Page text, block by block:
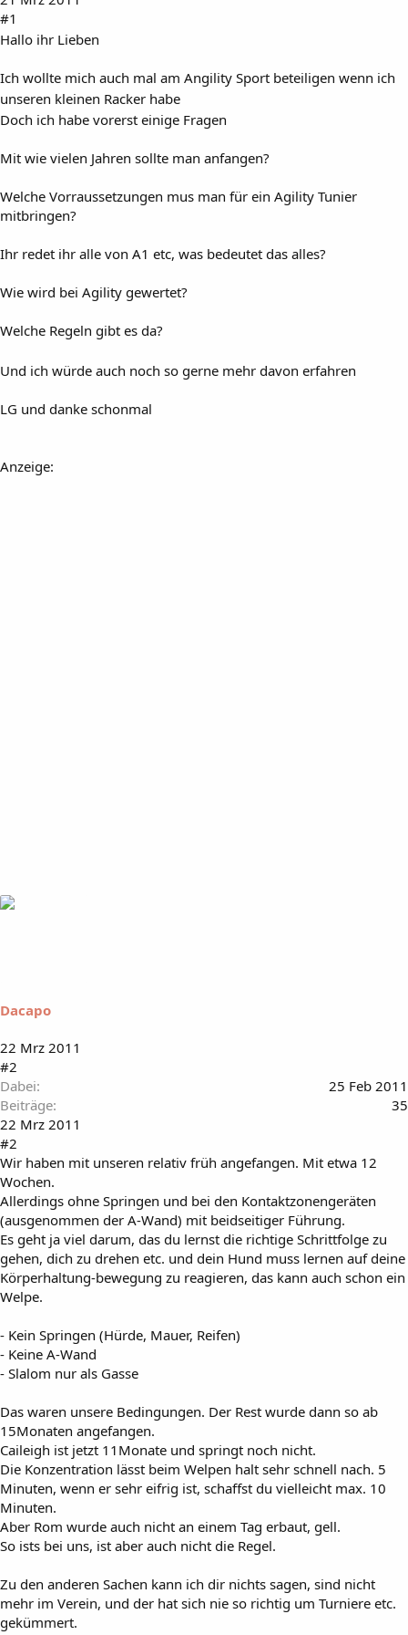
#1
Hallo ihr Lieben
Ich wollte mich auch mal am Angility Sport beteiligen wenn ich
unseren kleinen Racker habe
Doch ich habe vorerst einige Fragen
Mit wie vielen Jahren sollte man anfangen?
Welche Vorraussetzungen mus man für ein Agility Tunier
mitbringen?
Ihr redet ihr alle von A1 etc, was bedeutet das alles?
Wie wird bei Agility gewertet?
Welche Regeln gibt es da?
Und ich würde auch noch so gerne mehr davon erfahren
LG und danke schonmal
Anzeige:
Dacapo
22 Mrz 2011
#2
Dabei
25 Feb 2011
Beiträge
35
22 Mrz 2011
#2
Wir haben mit unseren relativ früh angefangen. Mit etwa 12
Wochen.
Allerdings ohne Springen und bei den Kontaktzonengeräten
(ausgenommen der A-Wand) mit beidseitiger Führung.
Es geht ja viel darum, das du lernst die richtige Schrittfolge zu
gehen, dich zu drehen etc. und dein Hund muss lernen auf deine
Körperhaltung-bewegung zu reagieren, das kann auch schon ein
Welpe.
- Kein Springen (Hürde, Mauer, Reifen)
- Keine A-Wand
- Slalom nur als Gasse
Das waren unsere Bedingungen. Der Rest wurde dann so ab
15Monaten angefangen.
Caileigh ist jetzt 11Monate und springt noch nicht.
Die Konzentration lässt beim Welpen halt sehr schnell nach. 5
Minuten, wenn er sehr eifrig ist, schaffst du vielleicht max. 10
Minuten.
Aber Rom wurde auch nicht an einem Tag erbaut, gell.
So ists bei uns, ist aber auch nicht die Regel.
Zu den anderen Sachen kann ich dir nichts sagen, sind nicht
mehr im Verein, und der hat sich nie so richtig um Turniere etc.
gekümmert.